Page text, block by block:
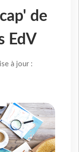
de
EdV
à jour :